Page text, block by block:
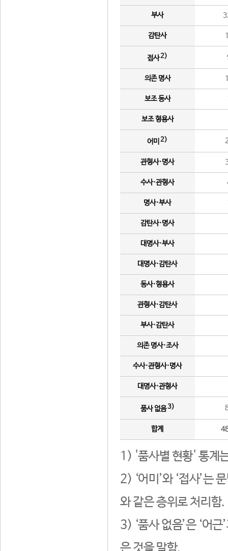
부사
감탄사
접사2)
의존 명사
보조 동사
보조 형용사
어미 2)
관형사·명사
수사·관형사
명사·부사
감탄사·명사
대명사·부사
대명사·감탄사
동사·형용사
관형사·감탄사
부사·감탄사
의존 명사·조사
수사·관형사·명사
대명사·관형사
품사 없음3)
합계
1) '품사별 현황' 통계
2) ‘어미’와 ‘접사’는
와 같은 층위로 처리함.
3) ‘품사 없음’은 ‘어